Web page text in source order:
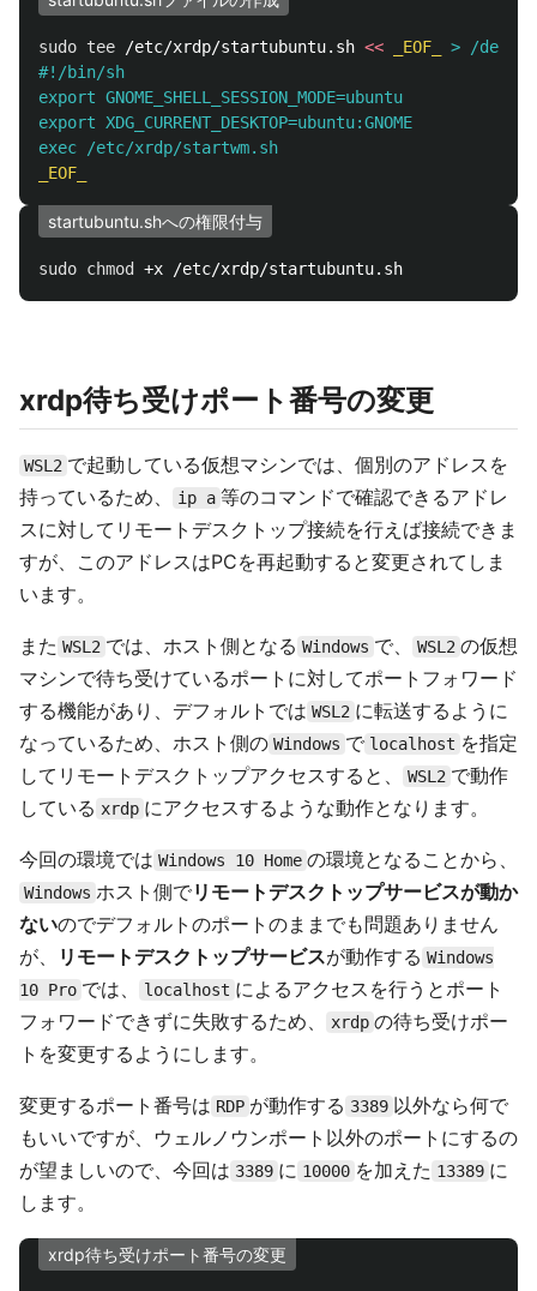
sudo tee /etc/xrdp/startubuntu.sh << _EOF_
> /dev/
#!/bin/sh
export GNOME_SHELL_SESSION_MODE=ubuntu
export XDG_CURRENT_DESKTOP=ubuntu:GNOME
startubuntu.shへの権限付与
sudo chmod
xrdp待ち受けポート番号の変更
WSL2 で起動している仮想マシンでは、個別のアドレスを
持っているため、
ip a 等のコマンドで確認できるアドレ
スに対してリモートデスクトップ接続を行えば接続できま
すが、このアドレスはPCを再起動すると変更されてしま
います。
また WSL2 では、ホスト側となる Windows で、 WSL2 の仮想
マシンで待ち受けているポートに対してポートフォワード
する機能があり、デフォルトでは WSL2 に転送するように
なっているため、ホスト側の Windows で localhost を指定
してリモートデスクトップアクセスすると、
WSL2 で動作
している xrdp にアクセスするような動作となります。
今回の環境では Windows 10 Home の環境となることから、
Windows ホスト側でリモートデスクトップサービスが動か
ないのでデフォルトのポートのままでも問題ありません
が、
リモートデスクトップサービスが動作する Windows
10 Pro では、 localhost によるアクセスを行うとポート
フォワードできずに失敗するため、
xrdp の待ち受けポー
トを変更するようにします。
変更するポート番号は RDP が動作する 3389 以外なら何で
もいいですが、ウェルノウンポート以外のポートにするの
が望ましいので、今回は 3389 に 10000 を加えた 13389 に
します。
xrdp待ち受けポート番号の変更